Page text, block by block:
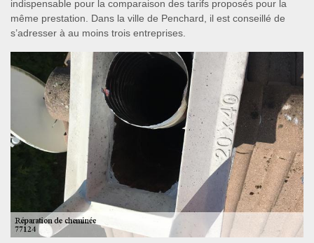
indispensable pour la comparaison des tarifs proposés pour la
même prestation. Dans la ville de Penchard, il est conseillé de
s’adresser à au moins trois entreprises.